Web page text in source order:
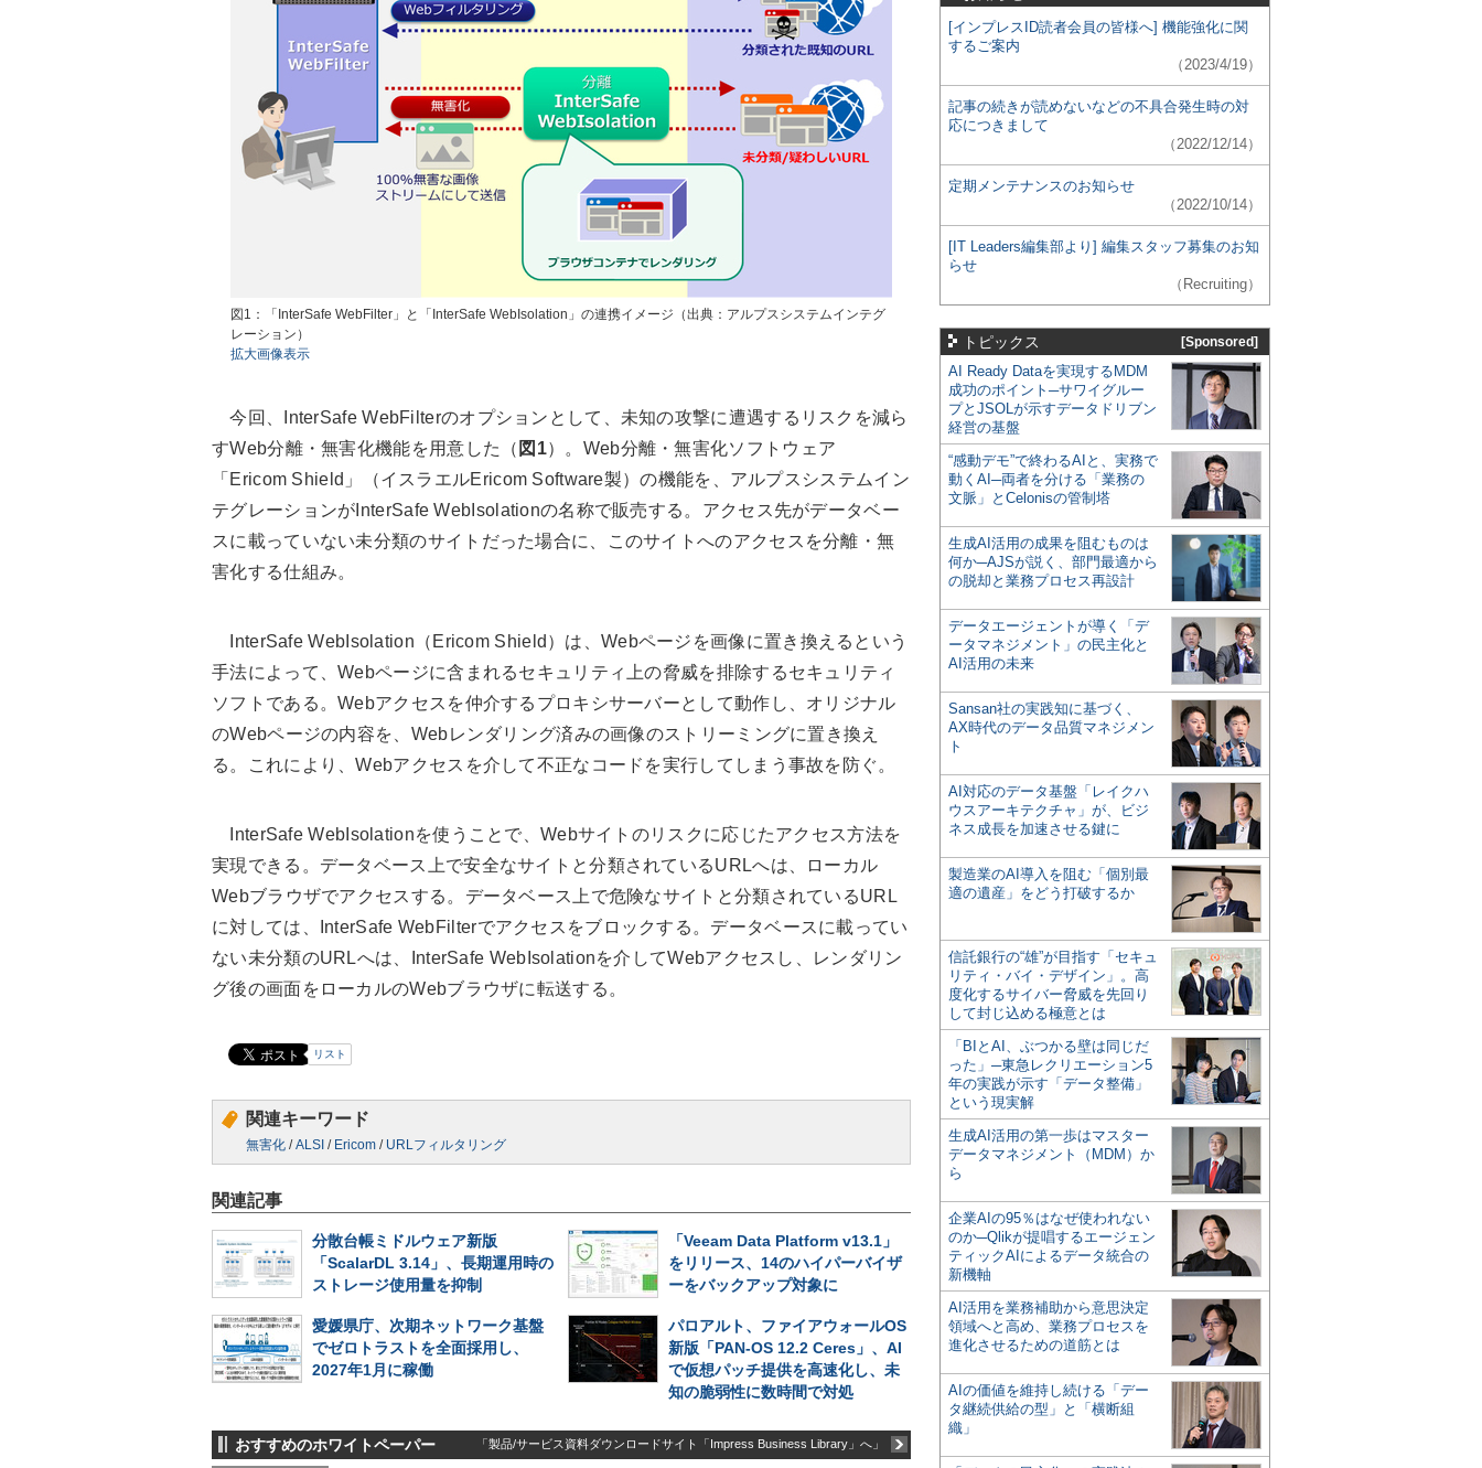
図1：「InterSafe WebFilter」と「InterSafe WebIsolation」の連携イメージ（出典：アルプスシステムインテグ
レーション）
拡大画像表示
今回、InterSafe WebFilterのオプションとして、未知の攻撃に遭遇するリスクを減ら
すWeb分離・無害化機能を用意した（ 図1）。Web分離・無害化ソフトウェア
「Ericom Shield」（イスラエルEricom Software製）の機能を、アルプスシステムイン
テグレーションがInterSafe WebIsolationの名称で販売する。アクセス先がデータベー
スに載っていない未分類のサイトだった場合に、このサイトへのアクセスを分離・無
害化する仕組み。
InterSafe WebIsolation（Ericom Shield）は、Webページを画像に置き換えるという
手法によって、Webページに含まれるセキュリティ上の脅威を排除するセキュリティ
ソフトである。Webアクセスを仲介するプロキシサーバーとして動作し、オリジナル
のWebページの内容を、Webレンダリング済みの画像のストリーミングに置き換え
る。これにより、Webアクセスを介して不正なコードを実行してしまう事故を防ぐ。
InterSafe WebIsolationを使うことで、Webサイトのリスクに応じたアクセス方法を
実現できる。データベース上で安全なサイトと分類されているURLへは、ローカル
Webブラウザでアクセスする。データベース上で危険なサイトと分類されているURL
に対しては、InterSafe WebFilterでアクセスをブロックする。データベースに載ってい
ない未分類のURLへは、InterSafe WebIsolationを介してWebアクセスし、レンダリン
グ後の画面をローカルのWebブラウザに転送する。
リスト
関連キーワード
無害化 /ALSI / Ericom / URLフィルタリング
関連記事
分散台帳ミドルウェア新版
「ScalarDL 3.14」、長期運用時の
ストレージ使用量を抑制
「Veeam Data Platform v13.1」
をリリース、14のハイパーバイザ
ーをバックアップ対象に
愛媛県庁、次期ネットワーク基盤
でゼロトラストを全面採用し、
2027年1月に稼働
パロアルト、ファイアウォールOS
新版「PAN-OS 12.2 Ceres」、AI
で仮想パッチ提供を高速化し、未
知の脆弱性に数時間で対処
おすすめのホワイトペーパー 「製品/サービス資料ダウンロードサイト「Impress Business Library」へ」
[インプレスID読者会員の皆様へ] 機能強化に関
するご案内
（2023/4/19）
記事の続きが読めないなどの不具合発生時の対
応につきまして
（2022/12/14）
定期メンテナンスのお知らせ
（2022/10/14）
[IT Leaders編集部より] 編集スタッフ募集のお知
らせ
（Recruiting）
トピックス [Sponsored]
AI Ready Dataを実現するMDM
成功のポイント─サワイグルー
プとJSOLが示すデータドリブン
経営の基盤
“感動デモ”で終わるAIと、実務で
動くAI─両者を分ける「業務の
文脈」とCelonisの管制塔
生成AI活用の成果を阻むものは
何か─AJSが説く、部門最適から
の脱却と業務プロセス再設計
データエージェントが導く「デ
ータマネジメント」の民主化と
AI活用の未来
Sansan社の実践知に基づく、
AX時代のデータ品質マネジメン
ト
AI対応のデータ基盤「レイクハ
ウスアーキテクチャ」が、ビジ
ネス成長を加速させる鍵に
製造業のAI導入を阻む「個別最
適の遺産」をどう打破するか
信託銀行の“雄”が目指す「セキュ
リティ・バイ・デザイン」。高
度化するサイバー脅威を先回り
して封じ込める極意とは
「BIとAI、ぶつかる壁は同じだ
った」─東急レクリエーション5
年の実践が示す「データ整備」
という現実解
生成AI活用の第一歩はマスター
データマネジメント（MDM）か
ら
企業AIの95％はなぜ使われない
のか─Qlikが提唱するエージェン
ティックAIによるデータ統合の
新機軸
AI活用を業務補助から意思決定
領域へと高め、業務プロセスを
進化させるための道筋とは
AIの価値を維持し続ける「デー
タ継続供給の型」と「横断組
織」